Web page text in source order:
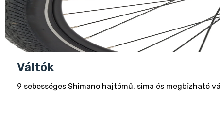
Váltók
9 sebességes Shimano hajtómű, sima és megbízható